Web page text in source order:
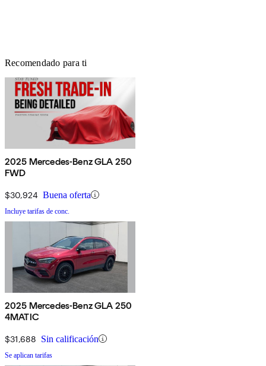
Recomendado para ti
2025 Mercedes-Benz GLA 250
FWD
$30,924 Buena oferta
Incluye tarifas de conc.
2025 Mercedes-Benz GLA 250
4MATIC
$31,688 Sin calificación
Se aplican tarifas